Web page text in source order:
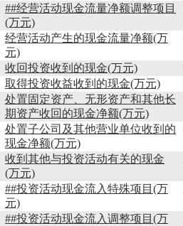
##经营活动现金流量净额调整项目
(万元)
经营活动产生的现金流量净额(万
元)
收回投资收到的现金(万元)
取得投资收益收到的现金(万元)
处置固定资产、无形资产和其他长
期资产收回的现金净额(万元)
处置子公司及其他营业单位收到的
现金净额(万元)
收到其他与投资活动有关的现金
(万元)
##投资活动现金流入特殊项目(万
元)
##投资活动现金流入调整项目(万